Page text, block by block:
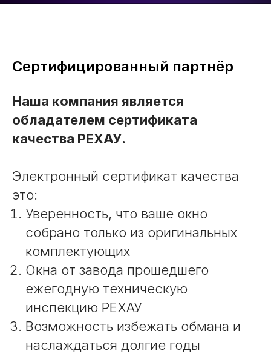
Сертифицированный партнёр
Наша компания является
обладателем сертификата
качества РЕХАУ.
Электронный сертификат качества
это:
Уверенность, что ваше окно
собрано только из оригинальных
комплектующих
Окна от завода прошедшего
ежегодную техническую
инспекцию РЕХАУ
Возможность избежать обмана и
наслаждаться долгие годы